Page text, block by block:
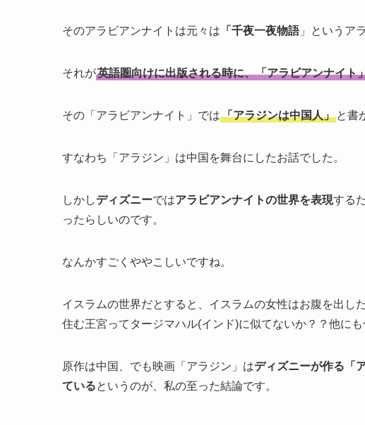
そのアラビアンナイトは元々は 「千夜一夜物語」というア
それが英語圏向けに出版される時に、「アラビアンナイト
その「アラビアンナイト」では「アラジンは中国人」 と書
すなわち「アラジン」は中国を舞台にしたお話でした。
しかしディズニーではアラビアンナイトの世界を表現する
ったらしいのです。
なんかすごくややこしいですね。
イスラムの世界だとすると、イスラムの女性はお腹を出し
住む王宮ってタージマハル(インド)に似てないか？？他に
原作は中国、でも映画「アラジン」はディズニーが作る「
ているというのが、私の至った結論です。